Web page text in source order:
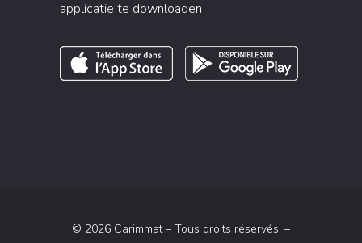
applicatie te downloaden
© 2026 Carimmat – Tous droits réservés. –